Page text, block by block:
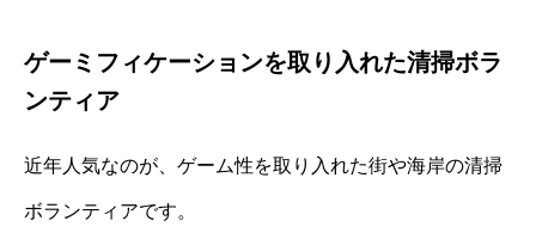
ゲーミフィケーションを取り入れた清掃ボラ
ンティア
近年人気なのが、ゲーム性を取り入れた街や海岸の清掃
ボランティアです。